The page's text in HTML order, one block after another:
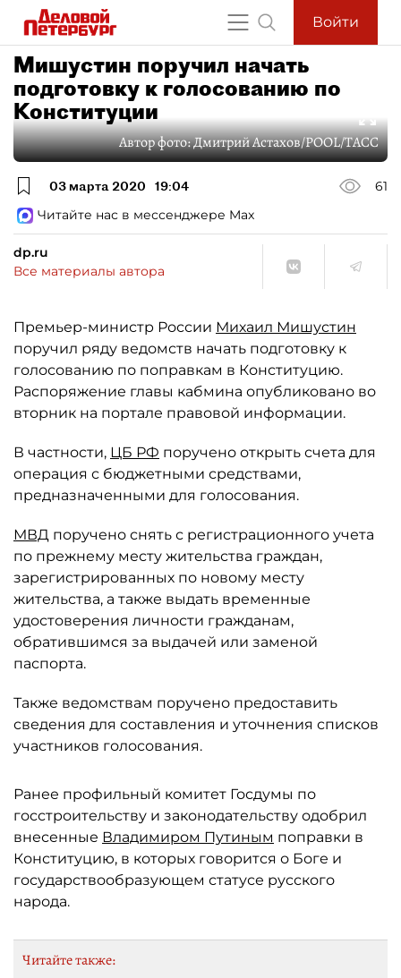
Войти
Мишустин поручил начать
подготовку к голосованию по
Конституции
Автор фото:Дмитрий Астахов/POOL/ТАСС
03 марта 2020 19:04
61
Читайте нас в мессенджере Max
dp.ru
Все материалы автора
Премьер-министр России Михаил Мишустин
поручил ряду ведомств начать подготовку к
голосованию по поправкам в Конституцию.
Распоряжение главы кабмина опубликовано во
вторник на портале правовой информации.
В частности, ЦБ РФ поручено открыть счета для
операция с бюджетными средствами,
предназначенными для голосования.
МВД поручено снять с регистрационного учета
по прежнему месту жительства граждан,
зарегистрированных по новому месту
жительства, а также выдать временные
удостоверения личности гражданам,
обратившимся за выдачей или заменой
паспорта.
Также ведомствам поручено предоставить
сведения для составления и уточнения списков
участников голосования.
Ранее профильный комитет Госдумы по
госстроительству и законодательству одобрил
внесенные Владимиром Путиным поправки в
Конституцию, в которых говорится о Боге и
государствообразующем статусе русского
народа.
Читайте также: